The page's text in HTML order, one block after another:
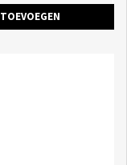
TOEVOEGEN